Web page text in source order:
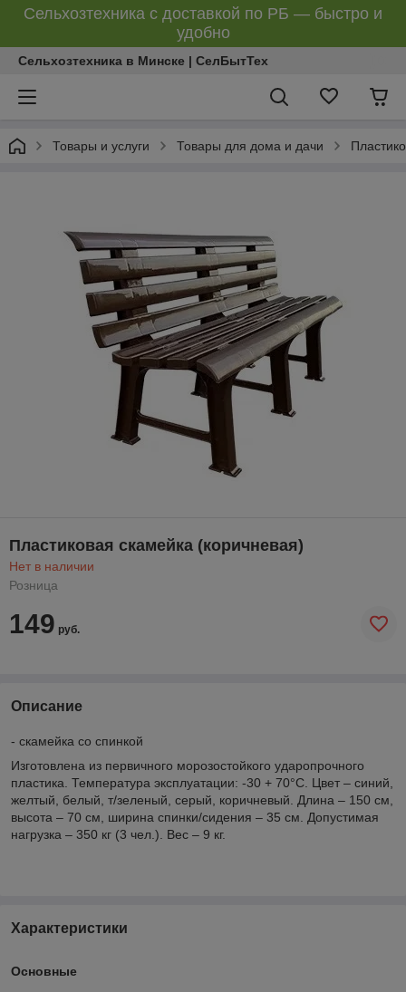
Сельхозтехника с доставкой по РБ — быстро и
удобно
Сельхозтехника в Минске | СелБытТех
Товары и услуги Товары для дома и дачи
Пластиковая скамейка (коричневая)
Нет в наличии
Розница
149 руб.
Описание
- скамейка со спинкой
Изготовлена из первичного морозостойкого ударопрочного
пластика. Температура эксплуатации: -30 + 70°С. Цвет – синий,
желтый, белый, т/зеленый, серый, коричневый. Длина – 150 см,
высота – 70 см, ширина спинки/сидения – 35 см. Допустимая
нагрузка – 350 кг (3 чел.). Вес – 9 кг.
Характеристики
Основные